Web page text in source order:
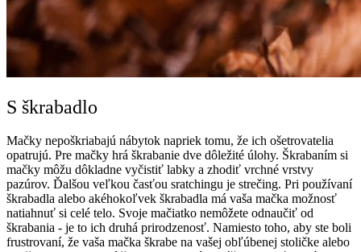
S škrabadlo
Mačky nepoškriabajú nábytok napriek tomu, že ich ošetrovatelia
opatrujú. Pre mačky hrá škrabanie dve dôležité úlohy. Škrabaním si
mačky môžu dôkladne vyčistiť labky a zhodiť vrchné vrstvy
pazúrov. Ďalšou veľkou časťou sratchingu je strečing. Pri používaní
škrabadla alebo akéhokoľvek škrabadla má vaša mačka možnosť
natiahnuť si celé telo. Svoje mačiatko nemôžete odnaučiť od
škrabania - je to ich druhá prirodzenosť. Namiesto toho, aby ste boli
frustrovaní, že vaša mačka škrabe na vašej obľúbenej stoličke alebo